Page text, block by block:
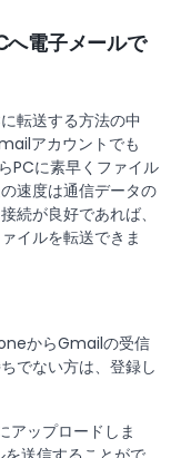
電子メールで
転送する方法の中
アカウントでも
PCに素早くファイル
速度は通信データの
続が良好であれば、
イルを転送できま
からGmailの受信
でない方は、登録し
アップロードしま